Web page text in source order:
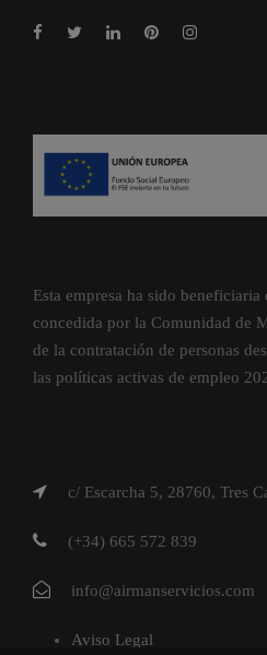
Esta empresa ha sido
concedida por la Comunidad de
de la contratación de personas
las políticas activas de empleo
c/ Escarcha 5, 28760, Tres
(+34) 665 572 839
info@airmanservicios.com
Aviso Legal